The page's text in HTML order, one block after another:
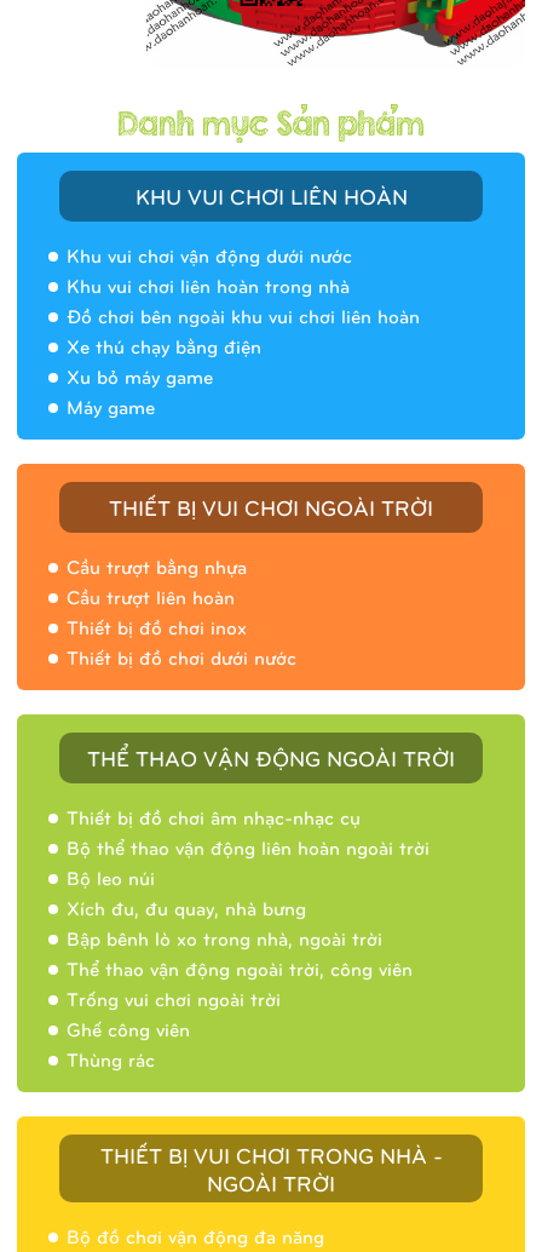
KHU VUI CHƠI LIÊN HOÀN
Khu vui chơi vận động dưới nước
Khu vui chơi liên hoàn trong nhà
Đồ chơi bên ngoài khu vui chơi liên hoàn
Xe thú chạy bằng điện
Xu bỏ máy game
Máy game
THIẾT BỊ VUI CHƠI NGOÀI TRỜI
Cầu trượt bằng nhựa
Cầu trượt liên hoàn
Thiết bị đồ chơi inox
Thiết bị đồ chơi dưới nước
THỂ THAO VẬN ĐỘNG NGOÀI TRỜI
Thiết bị đồ chơi âm nhạc-nhạc cụ
Bộ thể thao vận động liên hoàn ngoài trời
Bộ leo núi
Xích đu, đu quay, nhà bưng
Bập bênh lò xo trong nhà, ngoài trời
Thể thao vận động ngoài trời, công viên
Trống vui chơi ngoài trời
Ghế công viên
Thùng rác
THIẾT BỊ VUI CHƠI TRONG NHÀ -
NGOÀI TRỜI
Bộ đồ chơi vận động đa năng